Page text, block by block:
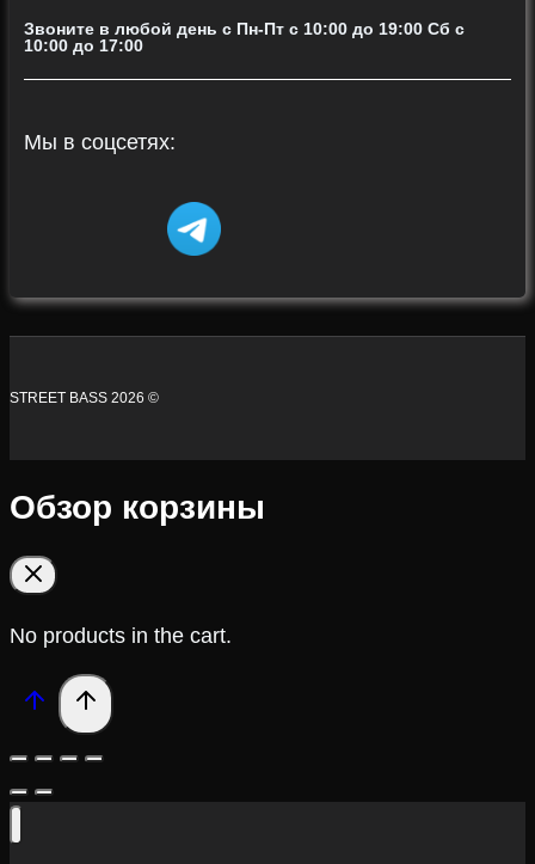
Звоните в любой день с Пн-Пт c 10:00 до 19:00 Сб с
10:00 до 17:00
Мы в соцсетях:
STREET BASS 2026 ©
Обзор корзины
No products in the cart.